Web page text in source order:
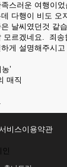
스러운 여행이었
다행이 비도 오
날씨였던것 같
모르겠네요. 죄송
게 설명해주시
’
매직
비스이용약관